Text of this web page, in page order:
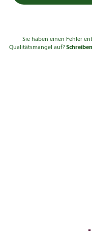
Sie haben einen Fehler
Qualitätsmangel auf?